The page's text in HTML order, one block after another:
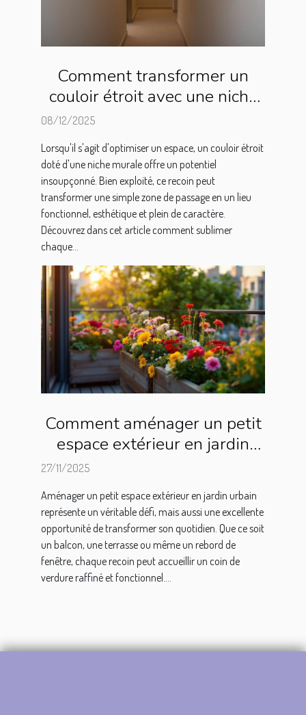
Comment transformer un
couloir étroit avec une niche
08/12/2025
Lorsqu'il s'agit d'optimiser un espace, un couloir étroit
doté d'une niche murale offre un potentiel
insoupçonné. Bien exploité, ce recoin peut
transformer une simple zone de passage en un lieu
fonctionnel, esthétique et plein de caractère.
Découvrez dans cet article comment sublimer
chaque...
Comment aménager un petit
espace extérieur en jardin
27/11/2025
Aménager un petit espace extérieur en jardin urbain
représente un véritable défi, mais aussi une excellente
opportunité de transformer son quotidien. Que ce soit
un balcon, une terrasse ou même un rebord de
fenêtre, chaque recoin peut accueillir un coin de
verdure raffiné et fonctionnel....